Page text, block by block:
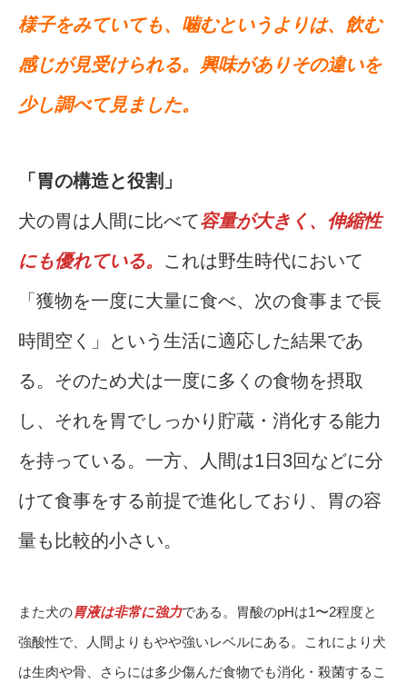
様子をみていても、噛むというよりは、飲む
感じが見受けられる。興味がありその違いを
少し調べて見ました。
「胃の構造と役割」
犬の胃は人間に比べて容量が大きく、伸縮性
にも優れている。 これは野生時代において
「獲物を一度に大量に食べ、次の食事まで長
時間空く」という生活に適応した結果であ
る。そのため犬は一度に多くの食物を摂取
し、それを胃でしっかり貯蔵・消化する能力
を持っている。一方、人間は1日3回などに分
けて食事をする前提で進化しており、胃の容
量も比較的小さい。
また犬の胃液は非常に強力である。胃酸のpHは1〜2程度と
強酸性で、人間よりもやや強いレベルにある。これにより犬
は生肉や骨、さらには多少傷んだ食物でも消化・殺菌するこ